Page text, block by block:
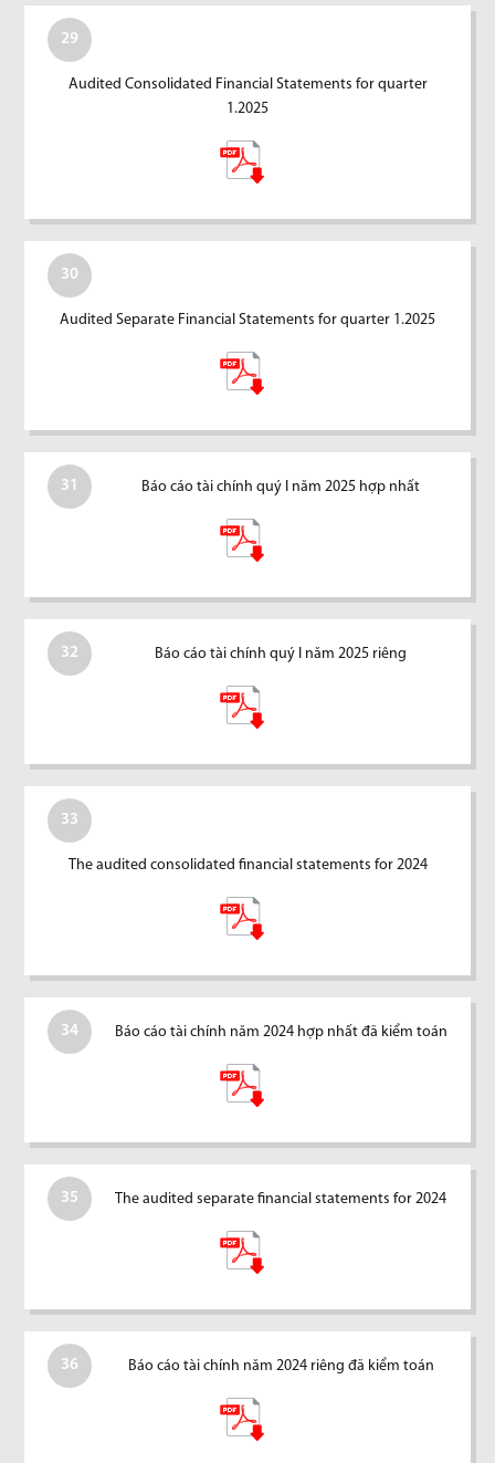
29
Audited Consolidated Financial Statements for quarter
1.2025
30
Audited Separate Financial Statements for quarter 1.2025
31 Báo cáo tài chính quý I năm 2025 hợp nhất
32 Báo cáo tài chính quý I năm 2025 riêng
33
The audited consolidated financial statements for 2024
34 Báo cáo tài chính năm 2024 hợp nhất đã kiểm toán
35 The audited separate financial statements for 2024
36 Báo cáo tài chính năm 2024 riêng đã kiểm toán